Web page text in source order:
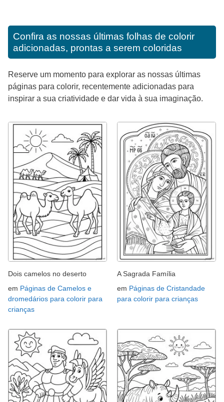
Confira as nossas últimas folhas de colorir
adicionadas, prontas a serem coloridas
Reserve um momento para explorar as nossas últimas
páginas para colorir, recentemente adicionadas para
inspirar a sua criatividade e dar vida à sua imaginação.
Dois camelos no deserto
em Páginas de Camelos e
dromedários para colorir para
crianças
A Sagrada Família
em Páginas de Cristandade
para colorir para crianças